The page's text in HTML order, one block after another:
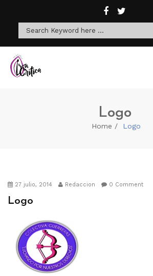
Logo
Home Logo
27 julio, 2014 Redaccion 0 Comment
Logo